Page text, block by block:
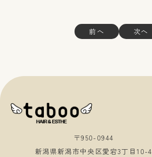
前へ 次へ
〒950-0944
新潟県新潟市中央区愛宕3丁目10-4